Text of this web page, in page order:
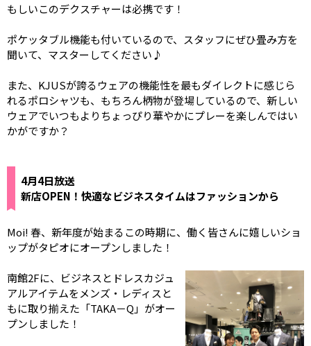
もしいこのデクスチャーは必携です！
ポケッタブル機能も付いているので、スタッフにぜひ畳み方を
聞いて、マスターしてください♪
また、KJUSが誇るウェアの機能性を最もダイレクトに感じら
れるポロシャツも、もちろん柄物が登場しているので、新しい
ウェアでいつもよりちょっぴり華やかにプレーを楽しんではい
かがですか？
4月4日放送
新店OPEN！快適なビジネスタイムはファッションから
Moi! 春、新年度が始まるこの時期に、働く皆さんに嬉しいショ
ップがタピオにオープンしました！
南館2Fに、ビジネスとドレスカジュ
アルアイテムをメンズ・レディスと
もに取り揃えた「TAKA－Q」がオー
プンしました！